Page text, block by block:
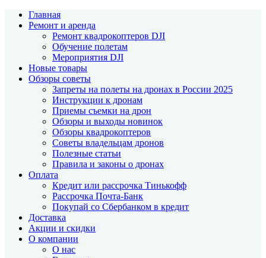
Главная
Ремонт и аренда
Ремонт квадрокоптеров DJI
Обучение полетам
Мероприятия DJI
Новые товары
Обзоры советы
Запреты на полеты на дронах в России 2025
Инструкции к дронам
Приемы съемки на дрон
Обзоры и выходы новинок
Обзоры квадрокоптеров
Советы владельцам дронов
Полезные статьи
Правила и законы о дронах
Оплата
Кредит или рассрочка Тинькофф
Рассрочка Почта-Банк
Покупай со Сбербанком в кредит
Доставка
Акции и скидки
О компании
О нас